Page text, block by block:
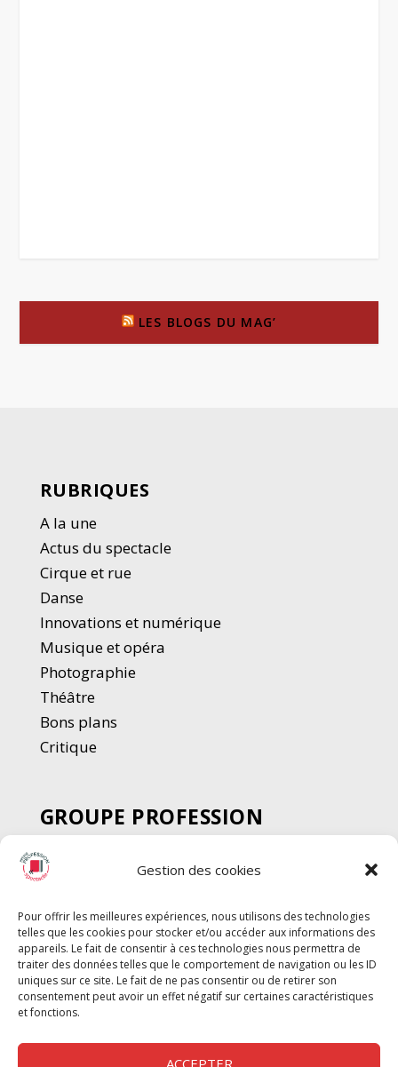
Gestion des cookies
Pour offrir les meilleures expériences, nous utilisons des technologies
telles que les cookies pour stocker et/ou accéder aux informations des
appareils. Le fait de consentir à ces technologies nous permettra de
traiter des données telles que le comportement de navigation ou les ID
uniques sur ce site. Le fait de ne pas consentir ou de retirer son
consentement peut avoir un effet négatif sur certaines caractéristiques
et fonctions.
ACCEPTER
LES BLOGS DU MAG’
RUBRIQUES
A la une
Actus du spectacle
Cirque et rue
Danse
Innovations et numérique
Musique et opéra
Photographie
Théâtre
Bons plans
Critique
GROUPE PROFESSION
SPECTACLE
Chèque Intermittents
Chèque Compta
Chèque Emploi Spectacle
G-Pods
Profession Audio-visuel